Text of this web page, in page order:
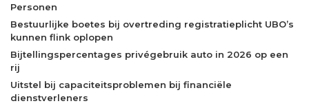
Personen
Bestuurlijke boetes bij overtreding registratieplicht UBO’s
kunnen flink oplopen
Bijtellingspercentages privégebruik auto in 2026 op een
rij
Uitstel bij capaciteitsproblemen bij financiële
dienstverleners